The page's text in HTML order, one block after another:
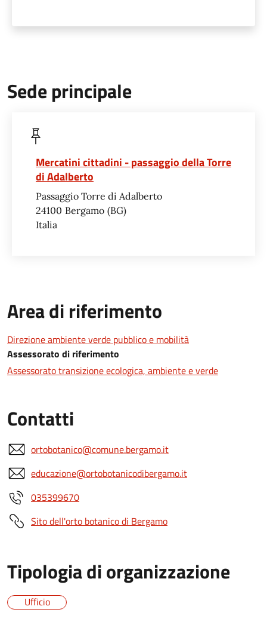
Sede principale
Mercatini cittadini - passaggio della Torre
di Adalberto
Passaggio Torre di Adalberto
24100 Bergamo BG
Italia
Area di riferimento
Direzione ambiente verde pubblico e mobilità
Assessorato di riferimento
Assessorato transizione ecologica, ambiente e verde
Contatti
ortobotanico@comune.bergamo.it
educazione@ortobotanicodibergamo.it
035399670
Sito dell'orto botanico di Bergamo
Tipologia di organizzazione
Ufficio